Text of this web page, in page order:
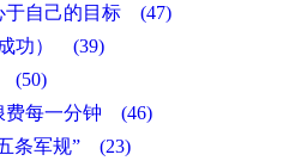
于自己的目标 (47)
成功） (39)
(50)
费每一分钟 (46)
条军规” (23)